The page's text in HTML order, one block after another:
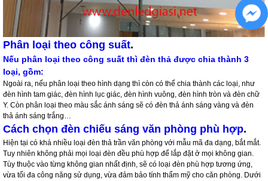
Phân loại theo công suất.
Nếu phân loại theo công suất thì đèn thả được chia thành 3
loại, gồm:
Ngoài ra, nếu phân loại theo hình dạng thì còn có thể chia thành các loại, như
đèn hình tam giác, đèn hình lục giác, đèn hình vuông, đèn hình tròn và đèn chữ
Y. Còn phân loại theo màu sắc ánh sáng sẽ có đèn thả ánh sáng vàng và đèn
thả ánh sáng trắng…
Cách chọn đèn chiếu sáng văn phòng phù hợp.
Hiện tại có khá nhiều loại đèn thả trần văn phòng với mẫu mã đa dạng, bắt mắt.
Tuy nhiên không phải mọi loại đèn đều phù hợp để lắp đặt ở mọi không gian.
Tùy thuộc vào từng không gian nhất định, sẽ có loại đèn phù hợp tương ứng,
vừa tối đa công năng sử dụng, vừa đảm bảo tính thẩm mỹ cho căn phòng. Dưới